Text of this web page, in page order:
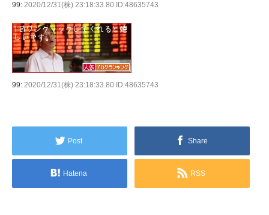
99: 2020/12/31(株) 23:18:33.80 ID:48635743
99: 2020/12/31(株) 23:18:33.80 ID:48635743
Post Share
Hatena RSS